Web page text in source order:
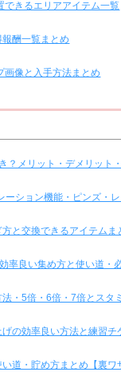
できるエリアアイテム一覧
酬一覧まとめ
画像と入手方法まとめ
？メリット・デメリット
ーション機能・ピンズ・
と交換できるアイテムま
率良い集め方と使い道・
・5倍・6倍・7倍とスタ
の効率良い方法と練習チ
道・貯め方まとめ【裏ワ